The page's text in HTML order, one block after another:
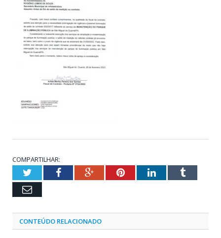
COMPARTILHAR:
TwitterFacebookGoogle+PinterestLinkedInTumblr
Email
CONTEÚDO RELACIONADO